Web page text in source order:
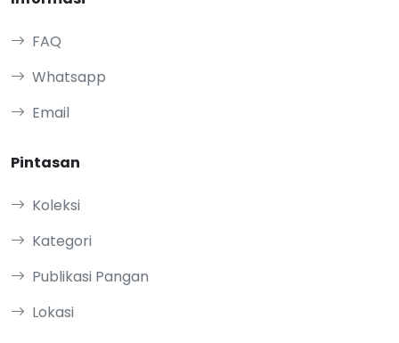
FAQ
Whatsapp
Email
Pintasan
Koleksi
Kategori
Publikasi Pangan
Lokasi